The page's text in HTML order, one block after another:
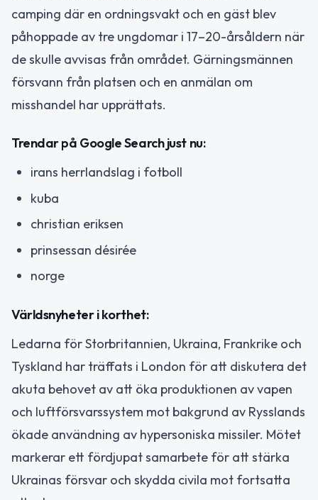
camping där en ordningsvakt och en gäst blev
påhoppade av tre ungdomar i 17–20-årsåldern när
de skulle avvisas från området. Gärningsmännen
försvann från platsen och en anmälan om
misshandel har upprättats.
Trendar på Google Search just nu:
irans herrlandslag i fotboll
kuba
christian eriksen
prinsessan désirée
norge
Världsnyheter i korthet:
Ledarna för Storbritannien, Ukraina, Frankrike och
Tyskland har träffats i London för att diskutera det
akuta behovet av att öka produktionen av vapen
och luftförsvarssystem mot bakgrund av Rysslands
ökade användning av hypersoniska missiler. Mötet
markerar ett fördjupat samarbete för att stärka
Ukrainas försvar och skydda civila mot fortsatta